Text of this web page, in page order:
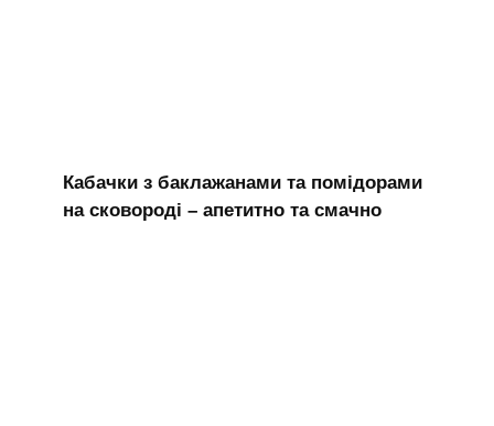
Кабачки з баклажанами та помідорами
на сковороді – апетитно та смачно